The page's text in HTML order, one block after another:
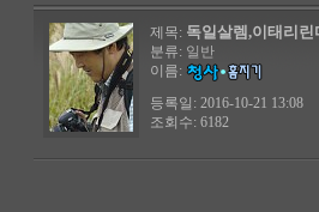
제목: 독일살렘,이태리
분류: 일반
이름:
등록일: 2016-10-21 13:08
조회수: 6182